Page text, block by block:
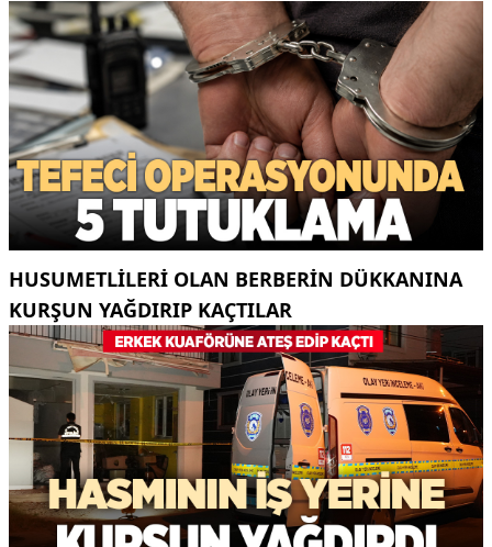
HUSUMETLILERI OLAN BERBERIN DÜKKANINA
KURŞUN YAĞDIRIP KAÇTILAR